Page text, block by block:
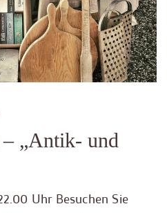
„Antik- und
Uhr Besuchen Sie